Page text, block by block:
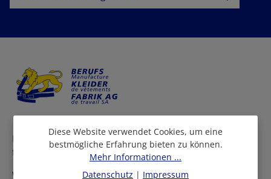
Ich habe dieDatenschutzbestimmungenzur Kenntnis
Bei uns finden Sie eine grosse Auswahl an Arbeitskleidern
für viele Berufe und Branchen.
Wir beraten Sie persönlich in allen Fragen rund um die
Diese Website verwendet Cookies, um eine
bestmögliche Erfahrung bieten zu können.
Mehr Informationen ...
Datenschutz | Impressum